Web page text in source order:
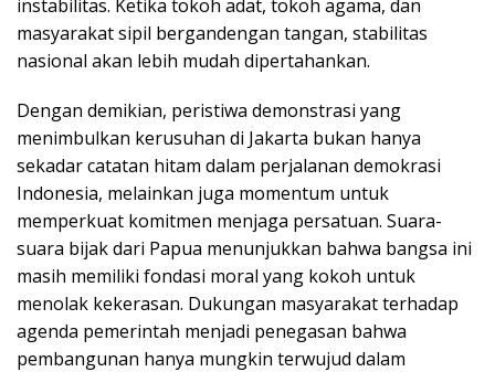
instabilitas. Ketika tokoh adat, tokoh agama, dan
masyarakat sipil bergandengan tangan, stabilitas
nasional akan lebih mudah dipertahankan.
Dengan demikian, peristiwa demonstrasi yang
menimbulkan kerusuhan di Jakarta bukan hanya
sekadar catatan hitam dalam perjalanan demokrasi
Indonesia, melainkan juga momentum untuk
memperkuat komitmen menjaga persatuan. Suara-
suara bijak dari Papua menunjukkan bahwa bangsa ini
masih memiliki fondasi moral yang kokoh untuk
menolak kekerasan. Dukungan masyarakat terhadap
agenda pemerintah menjadi penegasan bahwa
pembangunan hanya mungkin terwujud dalam